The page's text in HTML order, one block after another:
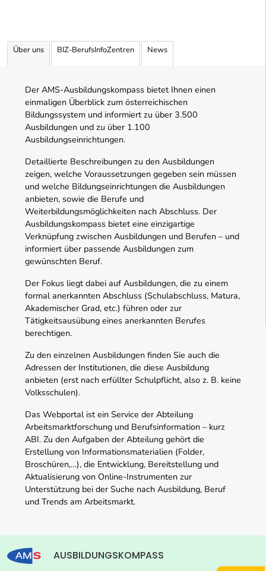
Über uns BIZ-BerufsInfoZentren News
Der AMS-Ausbildungskompass bietet Ihnen einen
einmaligen Überblick zum österreichischen
Bildungssystem und informiert zu über 3.500
Ausbildungen und zu über 1.100
Ausbildungseinrichtungen.
Detaillierte Beschreibungen zu den Ausbildungen
zeigen, welche Voraussetzungen gegeben sein müssen
und welche Bildungseinrichtungen die Ausbildungen
anbieten, sowie die Berufe und
Weiterbildungsmöglichkeiten nach Abschluss. Der
Ausbildungskompass bietet eine einzigartige
Verknüpfung zwischen Ausbildungen und Berufen – und
informiert über passende Ausbildungen zum
gewünschten Beruf.
Der Fokus liegt dabei auf Ausbildungen, die zu einem
formal anerkannten Abschluss (Schulabschluss, Matura,
Akademischer Grad, etc.) führen oder zur
Tätigkeitsausübung eines anerkannten Berufes
berechtigen.
Zu den einzelnen Ausbildungen finden Sie auch die
Adressen der Institutionen, die diese Ausbildung
anbieten (erst nach erfüllter Schulpflicht, also z. B. keine
Volksschulen).
Das Webportal ist ein Service der Abteilung
Arbeitsmarktforschung und Berufsinformation – kurz
ABI. Zu den Aufgaben der Abteilung gehört die
Erstellung von Informationsmaterialien (Folder,
Broschüren,…), die Entwicklung, Bereitstellung und
Aktualisierung von Online-Instrumenten zur
Unterstützung bei der Suche nach Ausbildung, Beruf
und Trends am Arbeitsmarkt.
AUSBILDUNGSKOMPASS